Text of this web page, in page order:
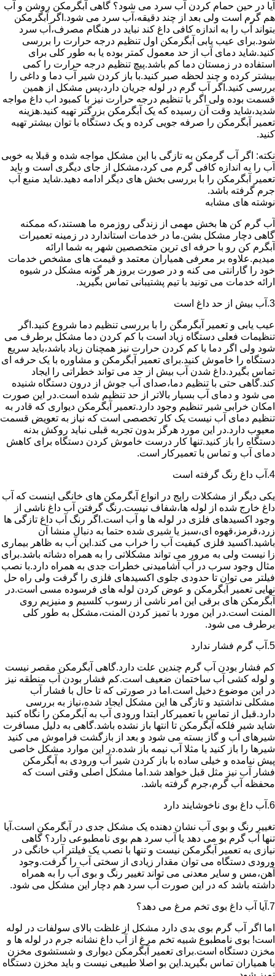
آیا در حین حمام کردن آب سرد می شود؟ گاهی آبگرمکن روشن و آب
هم گرم است ولی بعد از چند دقیقه،آب سرد می شود.اگر آبگرمکن
بتواند آب را به اندازه کافی داغ کند نباید در هنگام مصرف،آب سرد
شود.برای عیب یابی آبگرمکن اول تنظیم درجه حرارت را بررسی
کنید.شاید دمای آب از حد معمول کمتر بوده یا به طور کلی برای
استفاده در زمستان دما کم باشد.پیچ تنظیم درجه حرارت را کمی
بیشتر کرده و چند لحظه صبر کنید.با باز کردن شیر آب دما و داغی را
بررسی کنید.اگر آب گرم در لوله جریان دارد،پس مشکل از همین
قسمت بوده ولی اگر با تنظیم درجه حرارت نیز با کمبود اب داغ مواجه
شدید،شاید وقت آن رسیده که یک آبگرمکن بزرگتر تهیه کنید.هزینه
تعمیر آبگرمکن را صرفه جویی کرده و یک دستگاه با توان بیشتر تهیه
کنید.
نکته: اگر آب گرمکن به تازگی با این مشکل مواجه شده و قبلا به خوبی
آب را به اندازه کافی گرم می کرد،مشکل از جای دیگری است و باید
تعمیر آبگرمکن را با بررسی بخش های دیگر ادامه دهید.شاید منبع آب
جرم گرفته باشد.
نوشته های مشابه
آب گرم کن ها بخش مهمی از زندگی روزمره ما هستند،که ممکنه
گاهی دچار مشکل بشن.ما در خدمات استاندارد در زمینه تعمیرات
آبگرم کن رو با حرفه ای ترین متخصصین شهر به شما ارائه
میدیم.علاوه بر معرفی همیاران معتمد و قیمت های مشخص خدمات
خود را گارانتی می کنه و در صورت بروز هر گونه مشکل در شیوه
ارائه خدمات می تونید با تیم پشتیبانی تماس بگیرید.
3.آب بیش از حد داغ است
عیب یابی و تعمیر آبگرمگن را با بررسی تنظیم دما شروع کنید.اگر
تنظیمات فعلی دستگاه زیاد است با کم کردن دما مشکل برطرف می
شود ولی اگر دما با کم کردن حرارت نیز همچنان زیاد باشد،باید سریع
دستگاه را خاموش کنید.برای تعمیر آبگرمکن و مشاوره با یک حرفه ای
تماس بگیرد.داغ شدن آب بیش از حد می تواند خطراتی را ایجاد
کند.گاهی حتی با تنظیم دما،صدای آب جوش از درون دستگاه شنیده
می شود و دمای آب بسیار بالاتر از حد تنظیم شده است.در این صورت
امکان خرابی شیر تنظیم وجود دارد.تعمیر آبگرمکن دیواری که قادر به
تنظیم دمای آب نیست یک کار تخصصی است که نیاز به تعویض قسمت
معیوب دارد.در این مورد هرگز بدون تجربه قبلی نباید روکش بدنه
دستگاه را باز کنید.تنها کار درست خاموش کردن دستگاه برای کاهش
دمای آب و تماس با تعمیرکار است.
4.آب داغ رنگ گرفته است
یکی دیگر از مشکلات رایج در انواع آبگرمکن های خانگی اینست که آب
داغ خارج شده از لوله ها،شفاف نیست.رنگ گرفتن آب داغ ناشی از
وجود اکسیدهای فلزی در لوله ها و آب است.اگر رنگ آب داغ تازگی ها
زرد،قرمز،قهوه ای،سبز یا شیری شده حتما به دنبال منشا آن
باشید.اکسید فلزی کیفیت آب را خراب می کند.این آب به ظاهر بیماری
زا نیست ولی به مرور می تواند مشکلاتی را به همراه دشاته باشد.برای
مثال وجود سرب در آب آشامیدنی خطرات جدی به همراه دارد.با نصب
فیلتر می توان تا حدودی جلوی اکسیدهای فلزی را گرفت ولی راه حل
نهایی تعمیر آبگرمکن و عوض کردن لوله های فرسوده مسی است.در
آبگرمکن های برقی این امر ناشی از رسوب کلسیم و منیزیم روی
المنت است.در این مورد با تمیز کردن المنت،مشکل به طور کلی
برطرف می شود.
5.آب گرم فشار ندارد
کم فشار بودن آب گرم چندین علت دارد.گاهی آبگرمکن مقصر نیست
و لوله کشی آب ساختمان ضعیف است.کم فشار بودن آب منطقه نیز
در این موضوع دخیل است.اما در صورتی که تا حال با فشار آب
مشکلی نداشتید و تازگی ها این مشکل ایجاد شده،نیاز به بررسی
دارد.قبل از تماس با تعمیرکار ابتدا ورودی آب به آبگرمکن را نگاه کنید
شاید شیر فلکه آبگرمکن تا انتها باز نشده باشد.گاهی به دلیل مسافرت
شیرهای آب و گاز بسته می شود و بعد از بازگشت فراموش می کنید
شیرها را باز کنید یا مثلا آب نیمه باز شده.در این موارد مشکل خاصی
پیش نیامده و خیلی ساده با باز کردن شیر آب ورودی به آبگرمکن
فشار آب نیز مثل قبل خواهد شد.اما مشکل اصلی وقتی است که
محفظه آب گرم،جرم گرفته باشد.
6.آب داغ بوی ناخوشایند دارد
تغییر رنگ و بوی آب نشان دهنده یک مشکل جدی در آبگرمکن است.آیا
تنها آب گرم بو می دهد یا آب سرد هم بوی نامطبوعی دارد؟ گاهی
نیازی به تعمیر آبگرمکن نیست و تنها با نصب یک فیلتر آب خانگی در
ورودی دستگاه می توان مقدار زیادی از سختی آب را گرفت.وجود
آهن،مس و سایر معدنی می تواند تغییر رنگ و بوی آب را به همراه
داشته باشد که در این صورت آب سرد هم دچار این مشکل می شود.
7.آیا آب داغ بوی تخم مرغ می دهد؟
اما اگر آب گرم بوی بدی دارد مشکل از غلظت بالای سولفات در لوله
است! بوی نامطبوع شبیه تخم مرغ از آب داغ نشانه جرم در لوله ها و
مخزن دستگاه است.برای تعمیر آبگرمکن دیواری و شستشوی مخزن
با همیاران تماس بگیرید.این بو اصلا طبیعی نیست و باید مخزن دستگاه